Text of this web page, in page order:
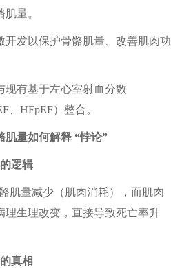
量。
开发以保护骨骼肌量、改善肌肉功
现有基于左心室射血分数
、HFpEF）整合。
肌量如何解释 “悖论”
逻辑
肌量减少（肌肉消耗），而肌肉
理生理改变，直接导致死亡率升
真相